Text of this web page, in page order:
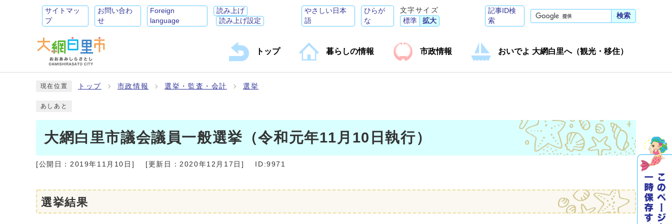
サイトマッ
プ
お問い合わ
せ
Foreign
language
読み上げ
読み上げ設定
やさしい日本
語
ひらが
な
文字サイズ
標準
拡大
記事ID検
索
検索
トップ 暮らしの情報 市政情報 おいでよ 大網白里へ（観光・移住）
現在位置 トップ 市政情報 選挙・監査・会計 選挙
あしあと
大網白里市議会議員一般選挙（令和元年11月10日執行）
[公開日： 2019年11月10日 ] [更新日：2020年12月17日 ] ID:9971
選挙結果